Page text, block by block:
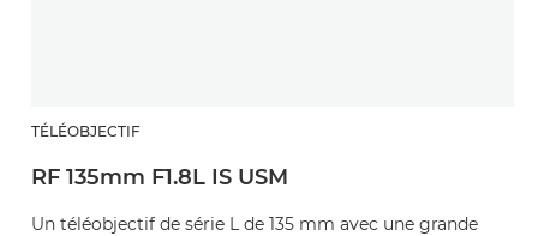
TÉLÉOBJECTIF
RF 135mm F1.8L IS USM
Un téléobjectif de série L de 135 mm avec une grande